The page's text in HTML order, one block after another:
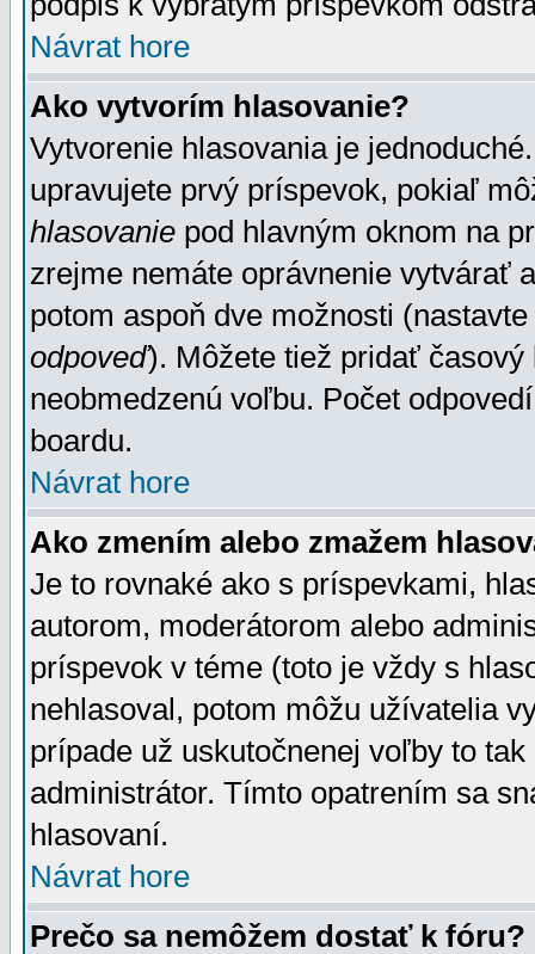
Návrat hore
Ako vytvorím hlasovanie?
Vytvorenie hlasovania je
upravujete prvý príspevok, pokiaľ
hlasovanie pod hlavným oknom na
zrejme nemáte oprávnenie vytvárať
potom aspoň dve možnosti
odpoveď). Môžete tiež pridať
neobmedzenú voľbu. Počet
boardu.
Návrat hore
Ako zmením alebo zmažem
Je to rovnaké ako s príspevkami,
autorom, moderátorom alebo
príspevok v téme (toto je vždy s
nehlasoval, potom môžu užívatelia
prípade už uskutočnenej voľby to
administrátor. Tímto opatrením sa
hlasovaní.
Návrat hore
Prečo sa nemôžem dostať k fóru?